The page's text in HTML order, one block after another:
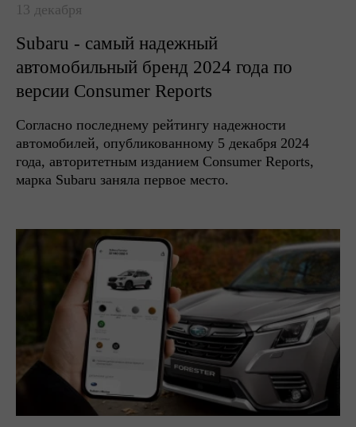
13 декабря
Subaru - самый надежный
автомобильный бренд 2024 года по
версии Consumer Reports
Согласно последнему рейтингу надежности
автомобилей, опубликованному 5 декабря 2024
года, авторитетным изданием Consumer Reports,
марка Subaru заняла первое место.